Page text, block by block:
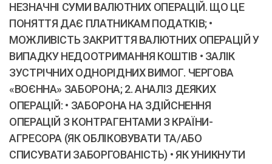
НЕЗНАЧНІ СУМИ ВАЛЮТНИХ ОПЕРАЦІЙ. ЩО ЦЕ
ПОНЯТТЯ ДАЄ ПЛАТНИКАМ ПОДАТКІВ; •
МОЖЛИВІСТЬ ЗАКРИТТЯ ВАЛЮТНИХ ОПЕРАЦІЙ У
ВИПАДКУ НЕДООТРИМАННЯ КОШТІВ • ЗАЛІК
ЗУСТРІЧНИХ ОДНОРІДНИХ ВИМОГ. ЧЕРГОВА
«ВОЄННА» ЗАБОРОНА; 2. АНАЛІЗ ДЕЯКИХ
ОПЕРАЦІЙ: • ЗАБОРОНА НА ЗДІЙСНЕННЯ
ОПЕРАЦІЙ З КОНТРАГЕНТАМИ З КРАЇНИ-
АГРЕСОРА (ЯК ОБЛІКОВУВАТИ ТА/АБО
СПИСУВАТИ ЗАБОРГОВАНІСТЬ) • ЯК УНИКНУТИ